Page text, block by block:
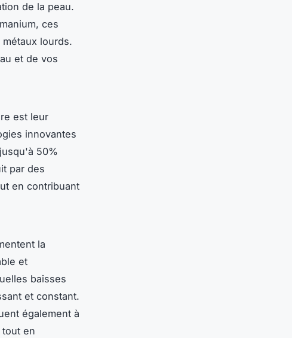
de la peau.
ces
lourds.
et de vos
est leur
innovantes
50%
par des
en contribuant
la
et
baisses
et constant.
également à
en